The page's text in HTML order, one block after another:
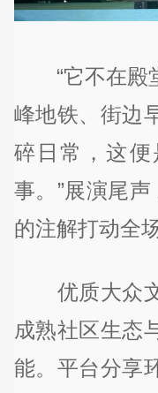
“它不在殿
峰地铁、街边
碎日常，这
事。”展演尾声
的注解打动全
优质大众文
成熟社区生态
能。平台分享